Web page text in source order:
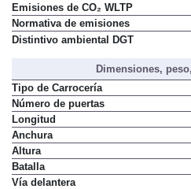
Emisiones de CO₂ WLTP
Normativa de emisiones
Distintivo ambiental DGT
Dimensiones,
Tipo de Carrocería
Número de puertas
Longitud
Anchura
Altura
Batalla
Vía delantera